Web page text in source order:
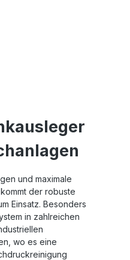
und maximale
der robuste
Einsatz. Besonders
in zahlreichen
wo es eine